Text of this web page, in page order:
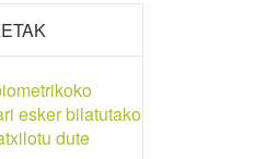
esker bilatutako
dute